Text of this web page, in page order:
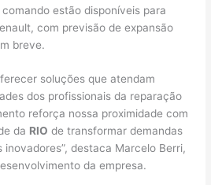
estão disponíveis para
com previsão de expansão
breve.
soluções que atendam
dos profissionais da reparação
reforça nossa proximidade com
da RIO de transformar demandas
destaca Marcelo Berri,
da empresa.